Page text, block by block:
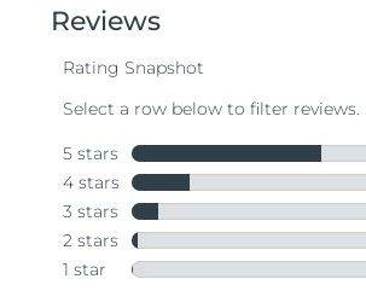
stars,
average
value.
736
Same
page
link.